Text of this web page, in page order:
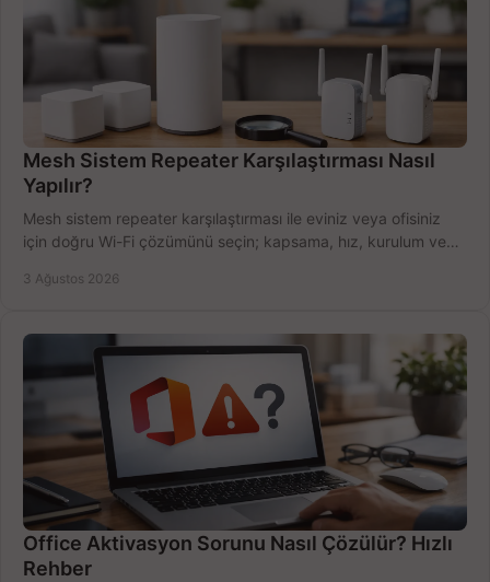
Mesh Sistem Repeater Karşılaştırması Nasıl
Yapılır?
Mesh sistem repeater karşılaştırması ile eviniz veya ofisiniz
için doğru Wi-Fi çözümünü seçin; kapsama, hız, kurulum ve
3 Ağustos 2026
Office Aktivasyon Sorunu Nasıl Çözülür? Hızlı
Rehber